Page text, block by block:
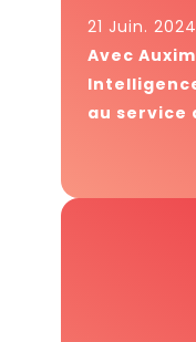
21 Juin. 2024
Avec
au service